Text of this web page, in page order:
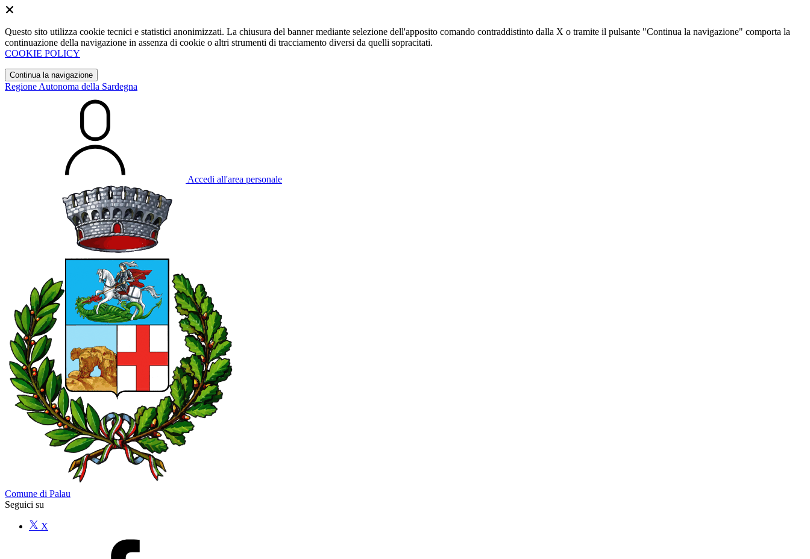
Questo sito utilizza cookie tecnici e statistici anonimizzati. La chiusura del banner mediante selezione dell'apposito comando contraddistinto dalla X o tramite il pulsante "Continua la navigazione" comporta la
continuazione della navigazione in assenza di cookie o altri strumenti di tracciamento diversi da quelli sopracitati.
COOKIE POLICY
Continua la navigazione
Regione Autonoma della Sardegna
Accedi all'area personale
Comune di Palau
Seguici su
X